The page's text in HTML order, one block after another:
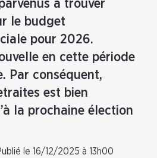
à trouver
le budget
pour 2026.
en cette période
Par conséquent,
est bien
la prochaine élection
le 16/12/2025 à 13h00